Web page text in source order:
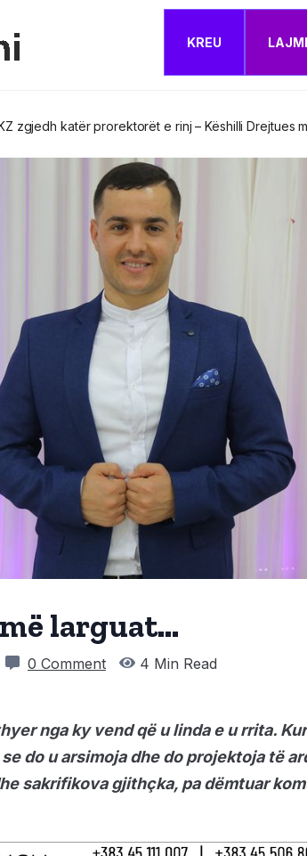
KREU
zgjedh katër prorektorët e rinj – Këshilli Drejtues
larguat…
0 Comment 4 Min Read
nga ky vend që u linda e u rrita.
do u arsimoja dhe do projektoja të
sakrifikova gjithçka, pa dëmtuar